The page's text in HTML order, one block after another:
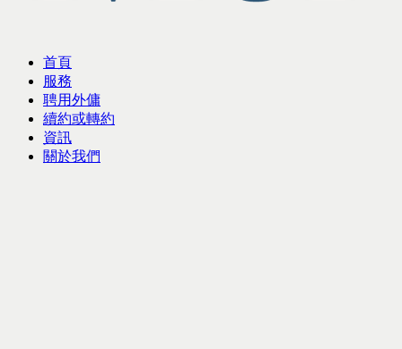
首頁
服務
聘用外傭
續約或轉約
資訊
關於我們